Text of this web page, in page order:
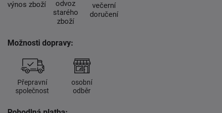
výnos zboží
odvoz
starého
zboží
večerní
doručení
Možnosti dopravy:
Přepravní
společnost
osobní
odběr